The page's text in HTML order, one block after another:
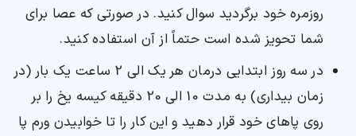
روزمره خود برگردید سوال کنید. در صورتی که عصا برای
شما تحویز شده است حتماً از آن استفاده کنید.
در سه روز ابتدایی درمان هر یک الی 2 ساعت یک بار (در
زمان بیداری) به مدت 10 الی 20 دقیقه کیسه یخ را بر
روی پاهای خود قرار دهید و این کار را تا خوابیدن ورم پا